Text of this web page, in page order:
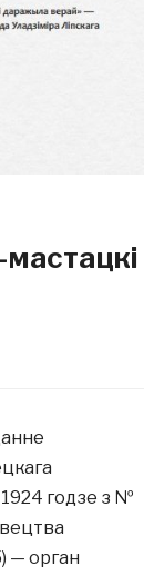
1924 годзе з №
— орган